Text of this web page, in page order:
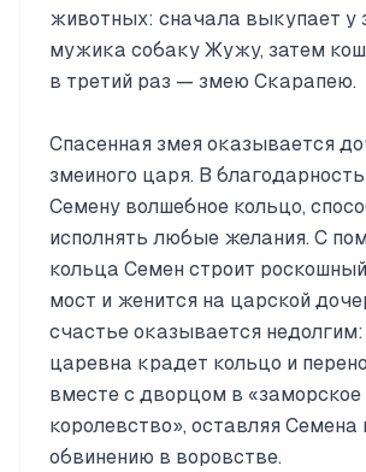
животных: сначала выкупает у
мужика собаку Жужу, затем
в третий раз — змею Скарапею.
Спасенная змея оказывается
змеиного царя. В
Семену волшебное кольцо,
исполнять любые желания. С
кольца Семен строит
мост и женится на царской
счастье оказывается
царевна крадет кольцо и
вместе с дворцом в «заморское
королевство», оставляя
обвинению в воровстве.